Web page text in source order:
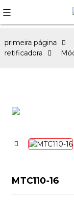
primeira página
retificadora
MTC110-16